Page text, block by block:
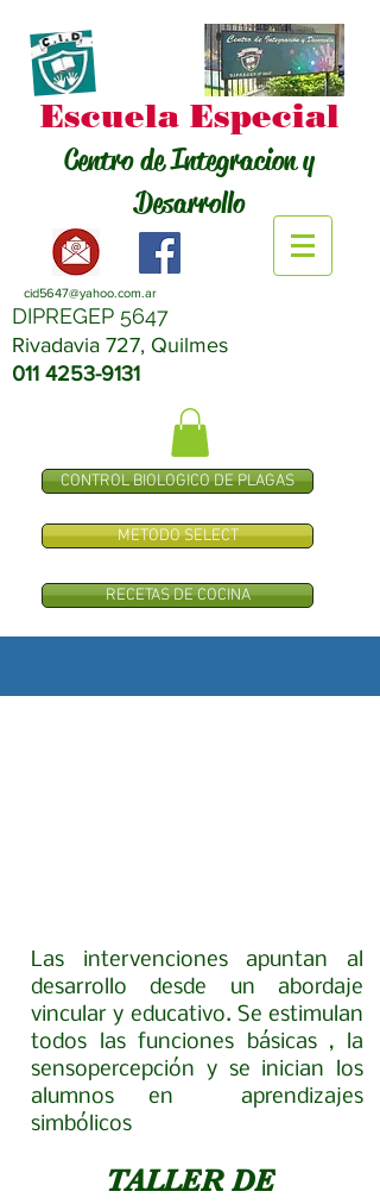
Escuela Especial
Centro de Integracion y
Desarrollo
cid5647@yahoo.com.ar
DIPREGEP 5647
Rivadavia 727, Quilmes
011 4253-9131
CONTROL BIOLOGICO DE PLAGAS
METODO SELECT
RECETAS DE COCINA
Las intervenciones apuntan al
desarrollo desde un abordaje
vincular y educativo. Se estimulan
todos las funciones básicas , la
sensopercepción y se inician los
alumnos en aprendizajes
simbólicos
TALLER DE